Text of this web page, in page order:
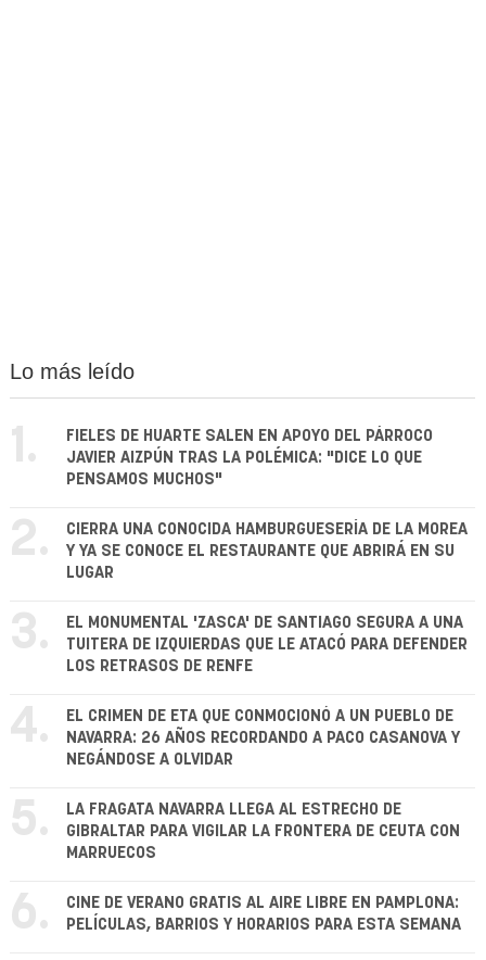
Lo más leído
1.
FIELES DE HUARTE SALEN EN APOYO DEL PÁRROCO
JAVIER AIZPÚN TRAS LA POLÉMICA: "DICE LO QUE
PENSAMOS MUCHOS"
2.
CIERRA UNA CONOCIDA HAMBURGUESERÍA DE LA MOREA
Y YA SE CONOCE EL RESTAURANTE QUE ABRIRÁ EN SU
LUGAR
3.
EL MONUMENTAL 'ZASCA' DE SANTIAGO SEGURA A UNA
TUITERA DE IZQUIERDAS QUE LE ATACÓ PARA DEFENDER
LOS RETRASOS DE RENFE
4.
EL CRIMEN DE ETA QUE CONMOCIONÓ A UN PUEBLO DE
NAVARRA: 26 AÑOS RECORDANDO A PACO CASANOVA Y
NEGÁNDOSE A OLVIDAR
5.
LA FRAGATA NAVARRA LLEGA AL ESTRECHO DE
GIBRALTAR PARA VIGILAR LA FRONTERA DE CEUTA CON
MARRUECOS
6.
CINE DE VERANO GRATIS AL AIRE LIBRE EN PAMPLONA:
PELÍCULAS, BARRIOS Y HORARIOS PARA ESTA SEMANA